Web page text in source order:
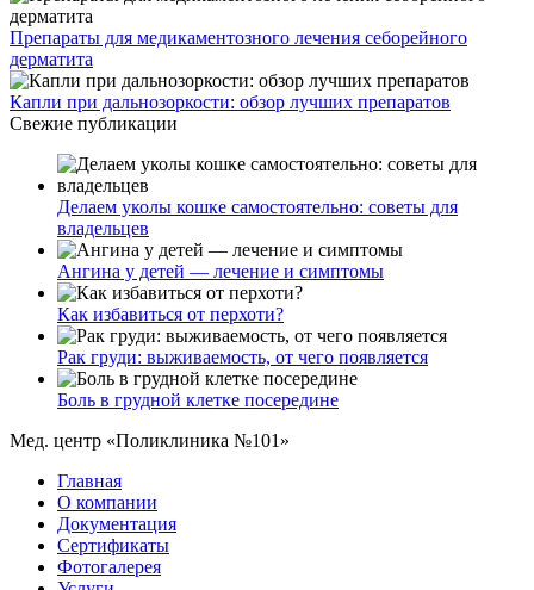
Препараты для медикаментозного лечения себорейного
дерматита
Капли при дальнозоркости: обзор лучших препаратов
Свежие публикации
Делаем уколы кошке самостоятельно: советы для
владельцев
Ангина у детей — лечение и симптомы
Как избавиться от перхоти?
Рак груди: выживаемость, от чего появляется
Боль в грудной клетке посередине
Мед. центр «Поликлиника №101»
Главная
О компании
Документация
Сертификаты
Фотогалерея